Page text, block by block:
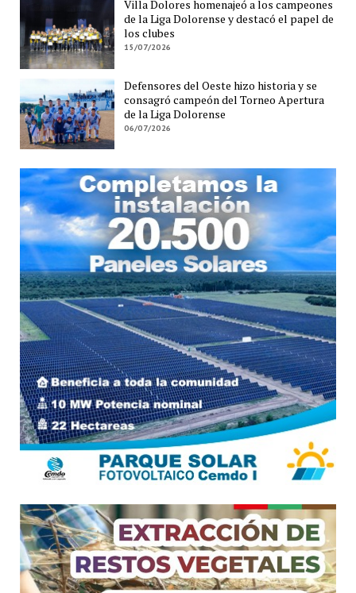
Villa Dolores homenajeó a los campeones
de la Liga Dolorense y destacó el papel de
los clubes
15/07/2026
Defensores del Oeste hizo historia y se
consagró campeón del Torneo Apertura
de la Liga Dolorense
06/07/2026